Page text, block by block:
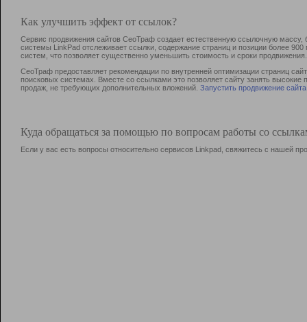
Как улучшить эффект от ссылок?
Сервис продвижения сайтов СеоТраф создает естественную ссылочную
системы LinkPad отслеживает ссылки, содержание страниц и позиции более
систем, что позволяет существенно уменьшить стоимость и сроки продвижения.
СеоТраф предоставляет рекомендации по внутренней оптимизации страниц
поисковых системах. Вместе со ссылками это позволяет сайту занять
продаж, не требующих дополнительных вложений. Запустить продвижение сайта
Куда обращаться за помощью по вопросам работы со
Если у вас есть вопросы относительно сервисов Linkpad, свяжитесь с нашей